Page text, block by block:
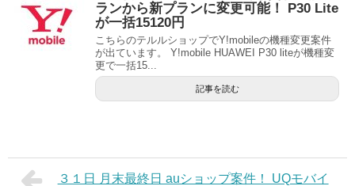
ランから新プランに変更可能！ P30 Lite
が一括15120円
こちらのテルルショップでY!mobileの機種変更案件
が出ています。 Y!mobile HUAWEI P30 liteが機種変
更で一括15...
記事を読む
３１日 月末最終日 auショップ案件！ UQモバイ